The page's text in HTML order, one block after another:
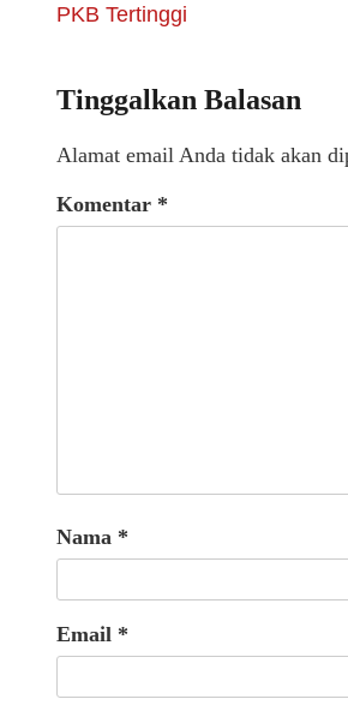
PKB Tertinggi
Tinggalkan Balasan
Alamat email Anda tidak akan
Komentar *
Nama *
Email *